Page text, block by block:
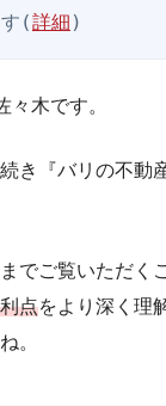
(詳細 )
々木です。
き『バリの不動
でご覧いただく
点をより深く理
。